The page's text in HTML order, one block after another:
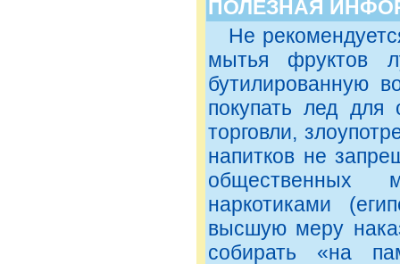
ПОЛЕЗНАЯ
Не
мытья фруктов
бутилированную
покупать лед для
торговли,
напитков не
общественных
наркотиками
высшую меру
собирать «на